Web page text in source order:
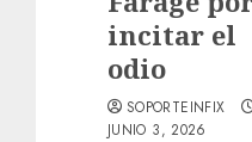
incitar el
odio
SOPORTEINFIX
JUNIO 3, 2026